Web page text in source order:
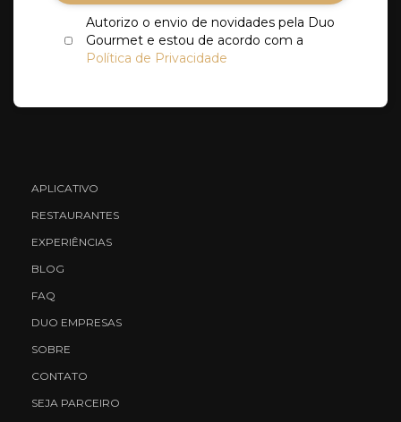
Autorizo o envio de novidades pela Duo
Gourmet e estou de acordo com a
Política de Privacidade
APLICATIVO
RESTAURANTES
EXPERIÊNCIAS
BLOG
FAQ
DUO EMPRESAS
SOBRE
CONTATO
SEJA PARCEIRO